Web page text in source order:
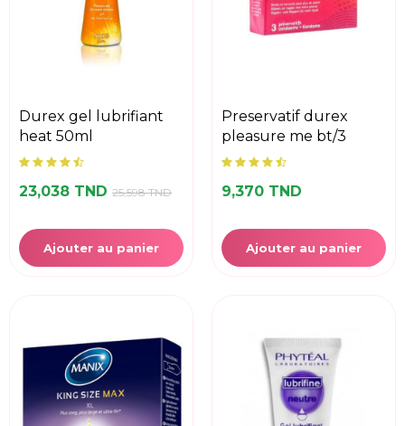
durex gel lubrifiant
heat 50ml
23,038 TND 25,598 TND
Ajouter au panier
preservatif durex
pleasure me bt/3
9,370 TND
Ajouter au panier